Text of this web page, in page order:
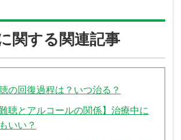
関する関連記事
の回復過程は？いつ治る？
難聴とアルコールの関係】治療中に
いい？